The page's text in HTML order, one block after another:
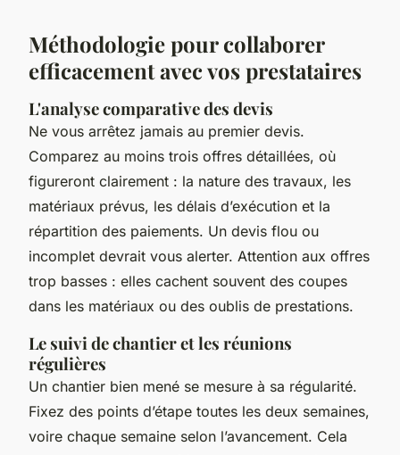
Méthodologie pour collaborer
efficacement avec vos prestataires
L'analyse comparative des devis
Ne vous arrêtez jamais au premier devis.
Comparez au moins trois offres détaillées, où
figureront clairement : la nature des travaux, les
matériaux prévus, les délais d’exécution et la
répartition des paiements. Un devis flou ou
incomplet devrait vous alerter. Attention aux offres
trop basses : elles cachent souvent des coupes
dans les matériaux ou des oublis de prestations.
Le suivi de chantier et les réunions
régulières
Un chantier bien mené se mesure à sa régularité.
Fixez des points d’étape toutes les deux semaines,
voire chaque semaine selon l’avancement. Cela